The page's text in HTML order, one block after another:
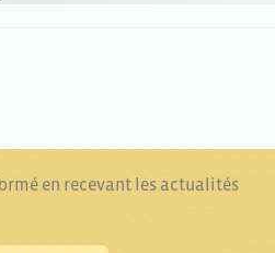
en recevant les actualités